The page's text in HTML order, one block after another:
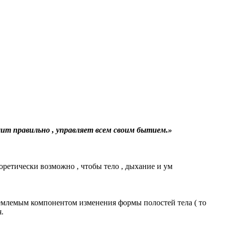
правильно , управляет всем своим бытием.»
возможно , чтобы тело , дыхание и ум
компонентом изменения формы полостей тела ( то